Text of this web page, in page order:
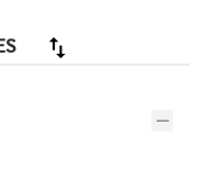
กจากอาณาจักรวิญญาณ
กลัวและเกลียดชัง